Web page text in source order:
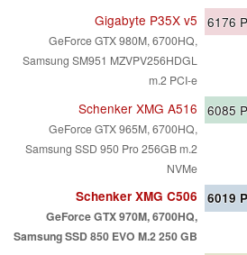
Gigabyte P35X v5
GeForce GTX 980M, 6700HQ,
Samsung SM951 MZVPV256HDGL
m.2 PCI-e
6176
Schenker XMG A516
GeForce GTX 965M, 6700HQ,
Samsung SSD 950 Pro 256GB m.2
NVMe
6085
Schenker XMG C506
GeForce GTX 970M, 6700HQ,
Samsung SSD 850 EVO M.2 250 GB
6019